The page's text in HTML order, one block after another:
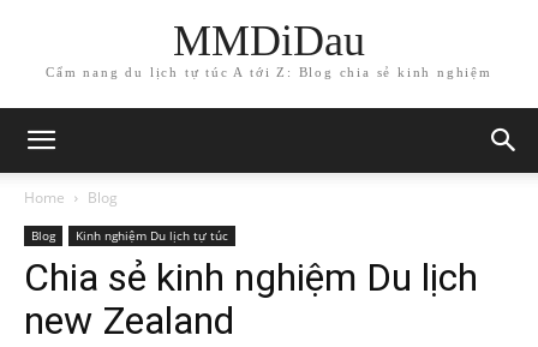
MMDiDau
Cẩm nang du lịch tự túc A tới Z: Blog chia sẻ kinh nghiệm
Home Blog
Blog Kinh nghiệm Du lịch tự túc
Chia sẻ kinh nghiệm Du lịch
new Zealand